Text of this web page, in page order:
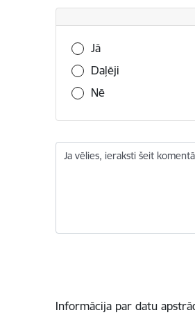
Vai šī informācija bija
Jā
Daļēji
Nē
Ja vēlies, ieraksti šeit
Informācija par datu